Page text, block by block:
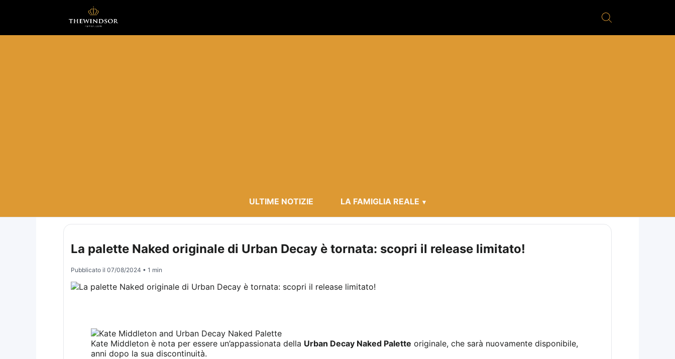
ULTIME NOTIZIE LA FAMIGLIA REALE
La palette Naked originale di Urban Decay è tornata: scopri il release limitato!
Pubblicato il 07/08/2024 • 1 min
Kate Middleton è nota per essere un’appassionata della Urban Decay Naked Palette originale, che sarà nuovamente disponibile,
anni dopo la sua discontinuità.